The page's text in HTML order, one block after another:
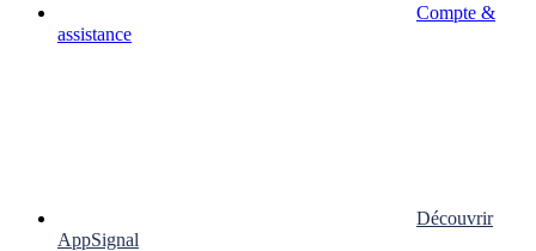
Compte &
assistance
Découvrir
AppSignal